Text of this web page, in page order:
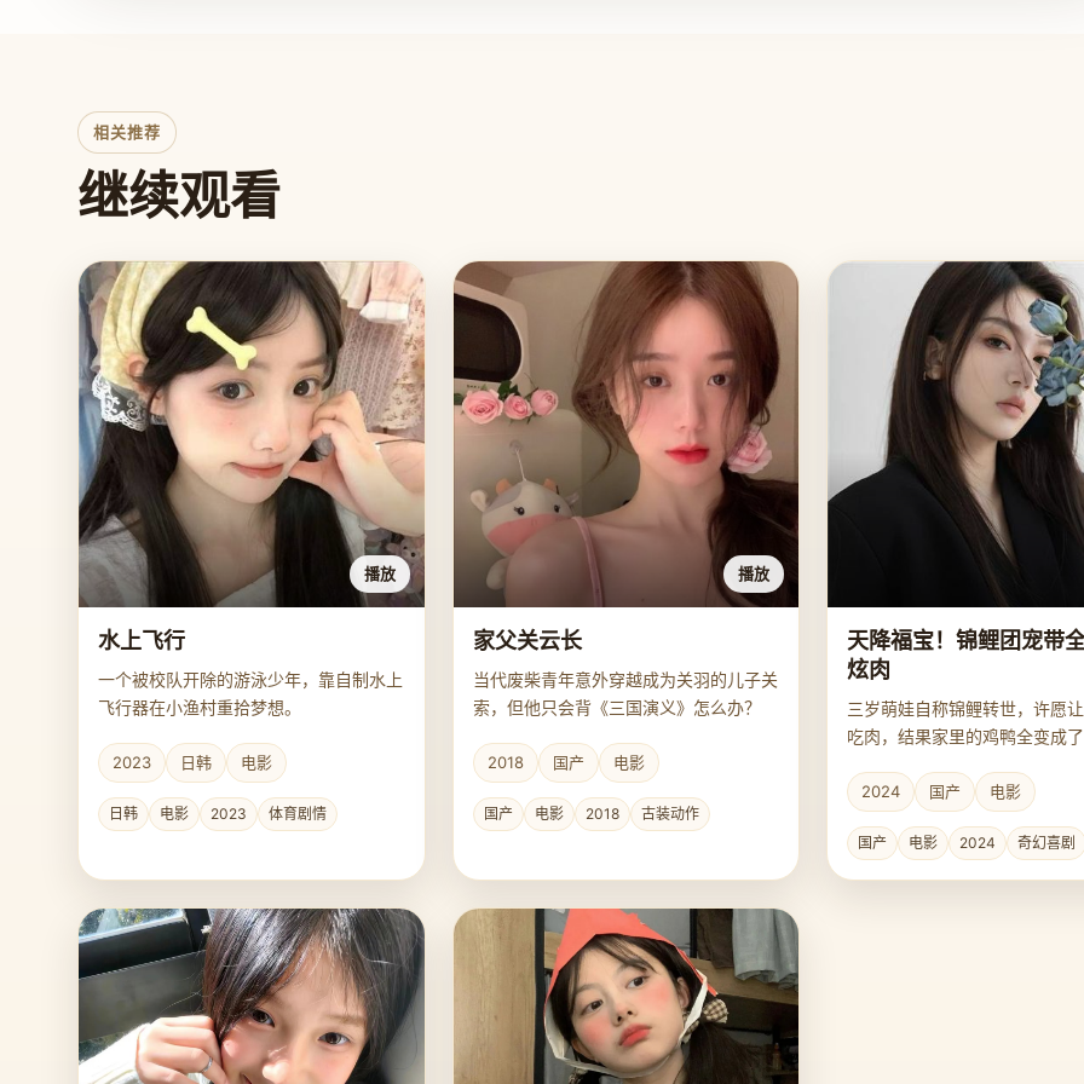
相关推荐
继续观看
播放
水上飞行
一个被校队开除的游泳少年，靠自制水上
飞行器在小渔村重拾梦想。
2023 日韩 电影
日韩 电影 2023 体育剧情
播放
家父关云长
当代废柴青年意外穿越成为关羽的儿子关
索，但他只会背《三国演义》怎么办？
2018 国产 电影
国产 电影 2018 古装动作
天降福宝！锦鲤团宠带
炫肉
三岁萌娃自称锦鲤转世，许愿
吃肉，结果家里的鸡鸭全变成
2024 国产 电影
国产 电影 2024 奇幻喜剧